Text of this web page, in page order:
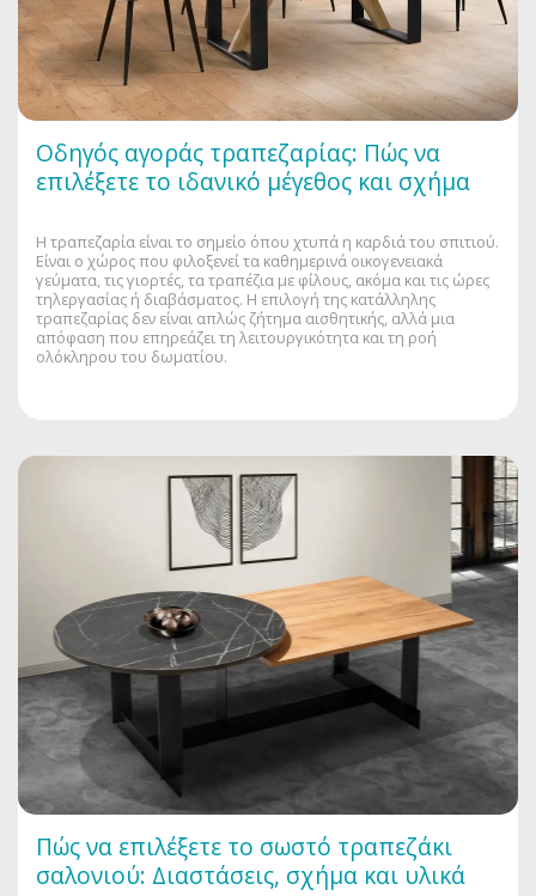
Οδηγός αγοράς τραπεζαρίας: Πώς να
επιλέξετε το ιδανικό μέγεθος και σχήμα
Η τραπεζαρία είναι το σημείο όπου χτυπά η καρδιά του σπιτιού.
Είναι ο χώρος που φιλοξενεί τα καθημερινά οικογενειακά
γεύματα, τις γιορτές, τα τραπέζια με φίλους, ακόμα και τις ώρες
τηλεργασίας ή διαβάσματος. Η επιλογή της κατάλληλης
τραπεζαρίας δεν είναι απλώς ζήτημα αισθητικής, αλλά μια
απόφαση που επηρεάζει τη λειτουργικότητα και τη ροή
ολόκληρου του δωματίου.
Πώς να επιλέξετε το σωστό τραπεζάκι
σαλονιού: Διαστάσεις, σχήμα και υλικά